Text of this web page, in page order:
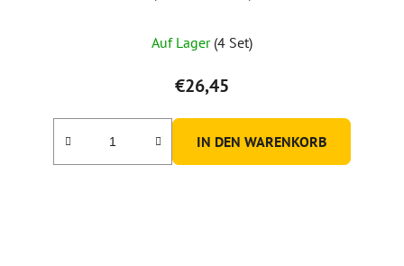
Auf Lager (4 Set)
€26,45
IN DEN WARENKORB